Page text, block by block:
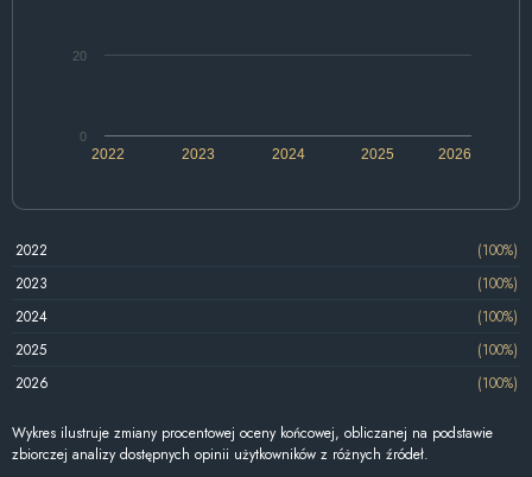
2022 2024 2026
2023 2025
0
20
2022
(100%)
2023
(100%)
2024
(100%)
2025
(100%)
2026
(100%)
Wykres ilustruje zmiany procentowej oceny końcowej, obliczanej na podstawie
zbiorczej analizy dostępnych opinii użytkowników z różnych źródeł.